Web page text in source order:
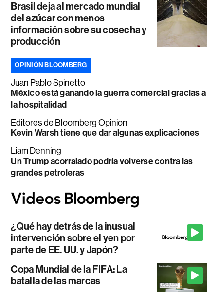
Brasil deja al mercado mundial
del azúcar con menos
información sobre su cosecha y
producción
OPINIÓN BLOOMBERG
Juan Pablo Spinetto
México está ganando la guerra comercial gracias a
la hospitalidad
Editores de Bloomberg Opinion
Kevin Warsh tiene que dar algunas explicaciones
Liam Denning
Un Trump acorralado podría volverse contra las
grandes petroleras
¿Qué hay detrás de la inusual
intervención sobre el yen por
parte de EE. UU. y Japón?
Copa Mundial de la FIFA: La
batalla de las marcas